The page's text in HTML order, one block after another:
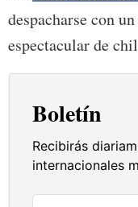
despacharse con
espectacular de
Boletín
Recibirás
internacionales